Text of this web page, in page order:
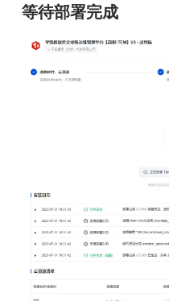
等待部署完成